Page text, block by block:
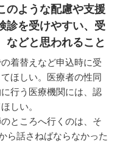
のような配慮や支援
診を受けやすい、受
などと思われること
着替えなど申込時に受
ほしい。医療者の性同
行う医療機関には、認
しい。
ところへ行くのは、そ
ら話さねばならなかった